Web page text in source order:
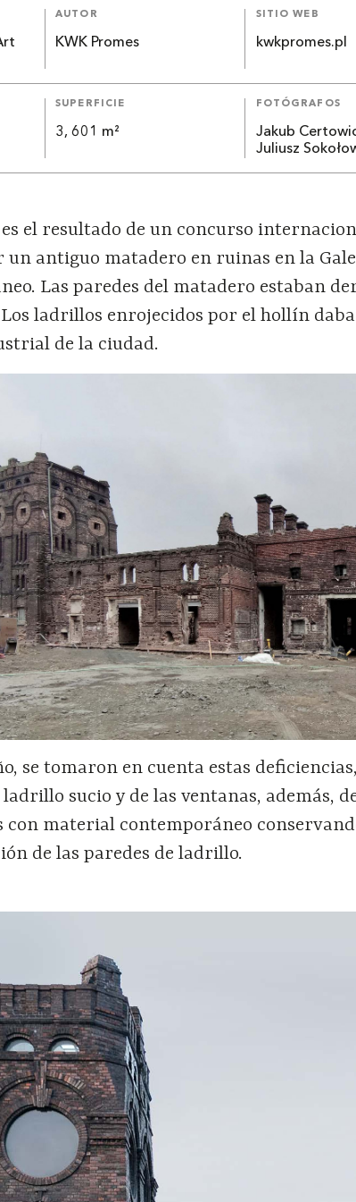
AUTOR
KWK Promes
SITIO WEB
kwkpromes.pl
SUPERFICIE
3, 601 m²
FOTÓGRAFOS
Jakub
Juliusz
el resultado de un concurso
antiguo matadero en ruinas en la
Las paredes del matadero estaban
ladrillos enrojecidos por el hollín
de la ciudad.
se tomaron en cuenta estas
sucio y de las ventanas, además,
con material contemporáneo
de las paredes de ladrillo.